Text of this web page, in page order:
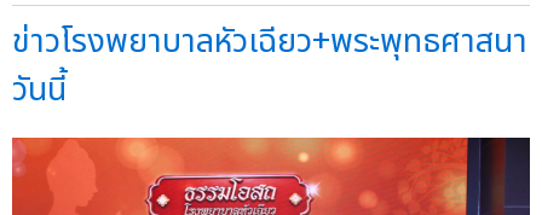
ข่าวโรงพยาบาลหัวเฉียว+พระพุทธศาสนา
วันนี้